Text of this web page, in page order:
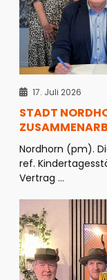
17. Juli 2026
STADT
Nordhorn (pm).
ref.
Vertrag ...